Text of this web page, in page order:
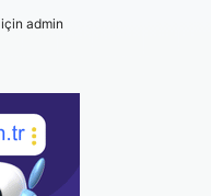
için admin